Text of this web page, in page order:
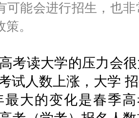
可能会进行招生，也
。
考读大学的压力会
试人数上涨，大学
最大的变化是春季